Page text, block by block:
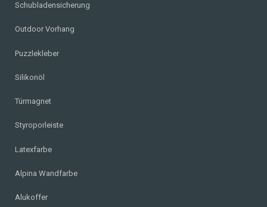
Schubladensicherung
Outdoor Vorhang
Puzzlekleber
Silikonöl
Türmagnet
Styroporleiste
Latexfarbe
Alpina Wandfarbe
Alukoffer